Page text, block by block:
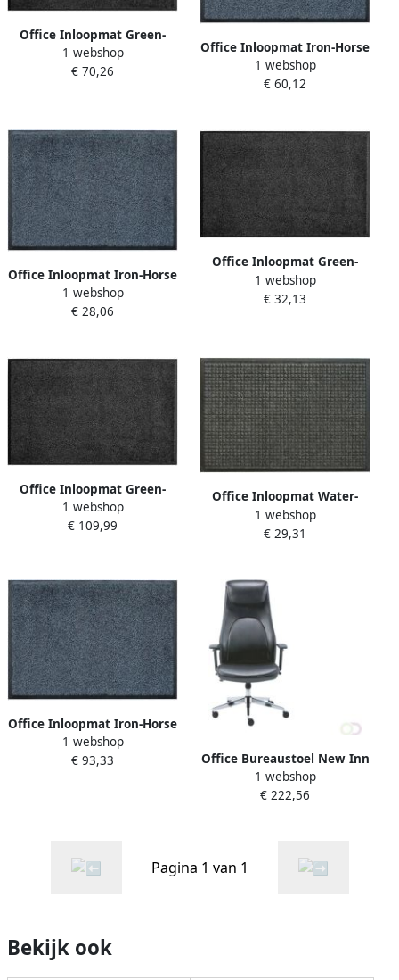
Office Inloopmat Green-
Horse Indoor Pro 85x150cm
zwart
1 webshop
€ 70,26
Office Inloopmat Iron-Horse
Light Indoor Pro 85x150cm
graniet
1 webshop
€ 60,12
Office Inloopmat Iron-Horse
Light Indoor Pro 60x85cm
graniet
1 webshop
€ 28,06
Office Inloopmat Green-
Horse Indoor Pro 60x85cm
zwart
1 webshop
€ 32,13
Office Inloopmat Green-
Horse Indoor Pro
115x175cm zwart
1 webshop
€ 109,99
Office Inloopmat Water-
Horse Outdoor Pro 60x90cm
zwart
1 webshop
€ 29,31
Office Inloopmat Iron-Horse
Light Indoor Pro 115x175cm
graniet
1 webshop
€ 93,33
Office Bureaustoel New Inn
zwart
1 webshop
€ 222,56
Pagina 1 van 1
Bekijk ook